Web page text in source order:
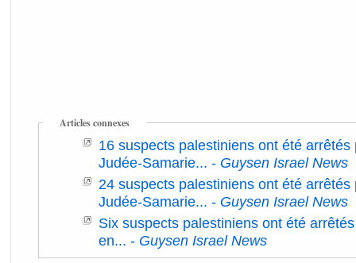
Articles connexes
16 suspects palestiniens ont été arrêtés
Judée-Samarie... - Guysen Israel News
24 suspects palestiniens ont été arrêtés
Judée-Samarie... - Guysen Israel News
Six suspects palestiniens ont été
en... - Guysen Israel News